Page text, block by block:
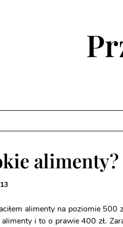
alimenty na poziomie
i to o prawie 400 zł.